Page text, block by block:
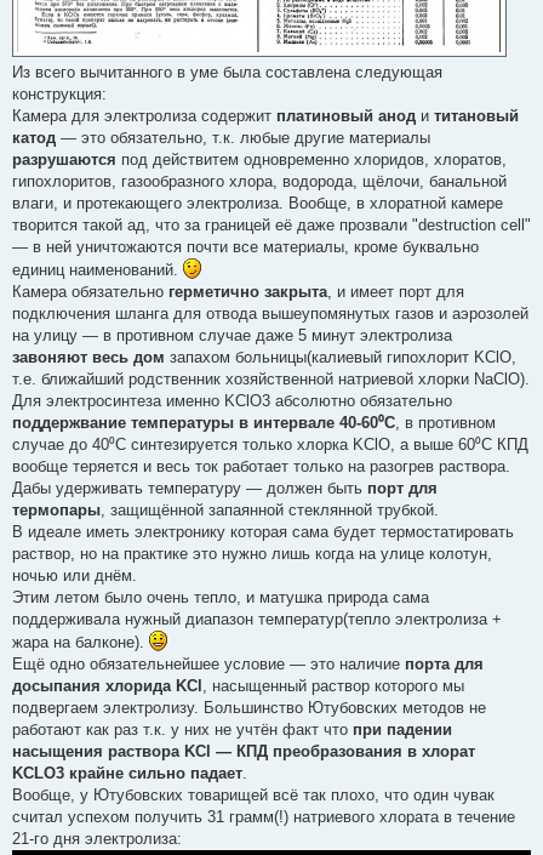
Из всего вычитанного в уме была составлена следующая
конструкция:
Камера для электролиза содержит платиновый анод и титановый
катод — это обязательно, т.к. любые другие материалы
разрушаются под действитем одновременно хлоридов, хлоратов,
гипохлоритов, газообразного хлора, водорода, щёлочи, банальной
влаги, и протекающего электролиза. Вообще, в хлоратной камере
творится такой ад, что за границей её даже прозвали "destruction cell"
— в ней уничтожаются почти все материалы, кроме буквально
единиц наименований.
Камера обязательно герметично закрыта , и имеет порт для
подключения шланга для отвода вышеупомянутых газов и аэрозолей
на улицу — в противном случае даже 5 минут электролиза
завоняют весь дом запахом больницы(калиевый гипохлорит KClO,
т.е. ближайший родственник хозяйственной натриевой хлорки NaClO).
Для электросинтеза именно KClO3 абсолютно обязательно
поддержвание температуры в интервале 40-60⁰С , в противном
случае до 40⁰С синтезируется только хлорка KClO, а выше 60⁰С КПД
вообще теряется и весь ток работает только на разогрев раствора.
Дабы удерживать температуру — должен быть порт для
термопары , защищённой запаянной стеклянной трубкой.
В идеале иметь электронику которая сама будет термостатировать
раствор, но на практике это нужно лишь когда на улице колотун,
ночью или днём.
Этим летом было очень тепло, и матушка природа сама
поддерживала нужный диапазон температур(тепло электролиза +
жара на балконе).
Ещё одно обязательнейшее условие — это наличие порта для
досыпания хлорида KCl , насыщенный раствор которого мы
подвергаем электролизу. Большинство Ютубовских методов не
работают как раз т.к. у них не учтён факт что при падении
насыщения раствора KCl — КПД преобразования в хлорат
KCLO3 крайне сильно падает
Вообще, у Ютубовских товарищей всё так плохо, что один чувак
считал успехом получить 31 грамм(!) натриевого хлората в течение
21-го дня электролиза: